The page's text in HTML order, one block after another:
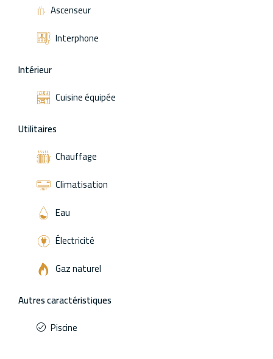
Ascenseur
Interphone
Intérieur
Cuisine équipée
Utilitaires
Chauffage
Climatisation
Eau
Électricité
Gaz naturel
Autres caractéristiques
Piscine